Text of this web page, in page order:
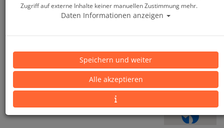
ScubaPro Rebel 3mm
Artikelnr.: scu-63874master
Zugriff auf externe Inhalte keiner manuellen Zustimmung mehr.
Daten Informationen anzeigen
Speichern und weiter
Alle akzeptieren